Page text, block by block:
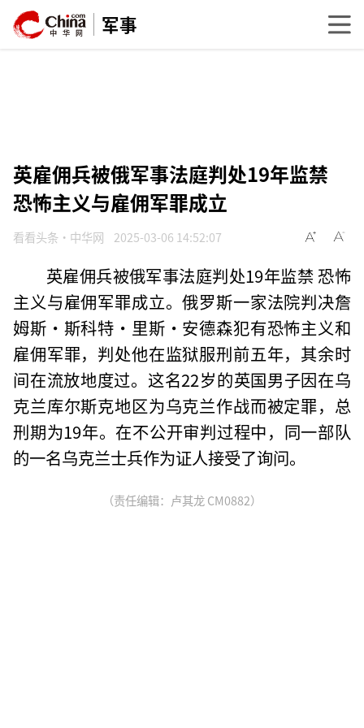
军事
英雇佣兵被俄军事法庭判处19年监禁
恐怖主义与雇佣军罪成立
看看头条·中华网 2025-03-06 14:52:07
英雇佣兵被俄军事法庭判处19年监禁 恐怖
主义与雇佣军罪成立。俄罗斯一家法院判决詹
姆斯·斯科特·里斯·安德森犯有恐怖主义和
雇佣军罪，判处他在监狱服刑前五年，其余时
间在流放地度过。这名22岁的英国男子因在乌
克兰库尔斯克地区为乌克兰作战而被定罪，总
刑期为19年。在不公开审判过程中，同一部队
的一名乌克兰士兵作为证人接受了询问。
（责任编辑：卢其龙 CM0882）